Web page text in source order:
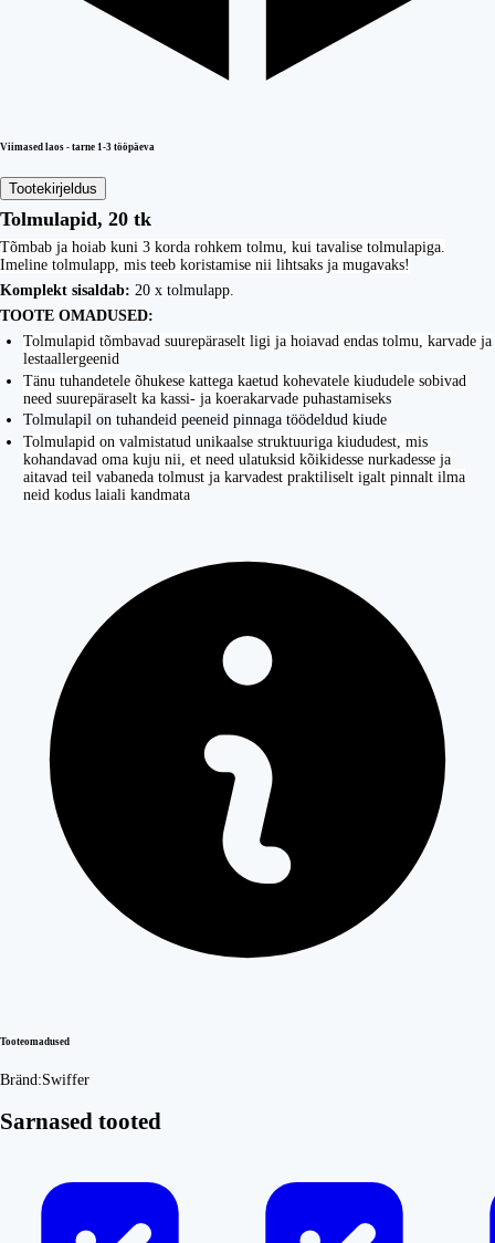
Viimased laos - tarne 1-3 tööpäeva
Tootekirjeldus
Tolmulapid, 20 tk
Tõmbab ja hoiab kuni 3 korda rohkem tolmu, kui tavalise tolmulapiga.
Imeline tolmulapp, mis teeb koristamise nii lihtsaks ja mugavaks!
Komplekt sisaldab: 20 x tolmulapp.
TOOTE OMADUSED:
Tolmulapid tõmbavad suurepäraselt ligi ja hoiavad endas tolmu, karvade ja
lestaallergeenid
Tänu tuhandetele õhukese kattega kaetud kohevatele kiududele sobivad
need suurepäraselt ka kassi- ja koerakarvade puhastamiseks
Tolmulapil on tuhandeid peeneid pinnaga töödeldud kiude
Tolmulapid on valmistatud unikaalse struktuuriga kiududest, mis
kohandavad oma kuju nii, et need ulatuksid kõikidesse nurkadesse ja
aitavad teil vabaneda tolmust ja karvadest praktiliselt igalt pinnalt ilma
neid kodus laiali kandmata
Tooteomadused
Bränd:Swiffer
Sarnased tooted